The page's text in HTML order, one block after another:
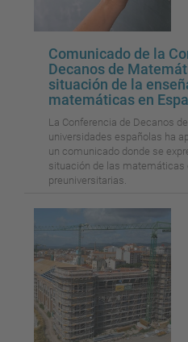
Comunicado de la
Decanos de
situación de la
matemáticas en
La Conferencia de Decanos
universidades españolas ha
un comunicado donde se
situación de las matemáticas
preuniversitarias.